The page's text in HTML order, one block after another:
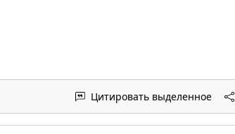
Цитировать выделенное